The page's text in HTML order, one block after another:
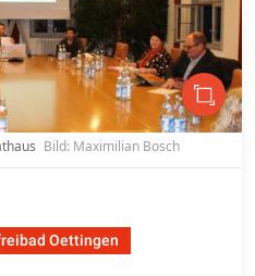
Bild: Maximilian Bosch
Oettingen